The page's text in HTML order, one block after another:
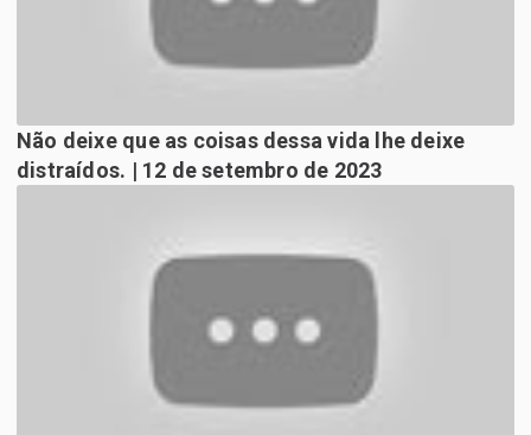
Não deixe que as coisas dessa vida lhe deixe
distraídos. | 12 de setembro de 2023